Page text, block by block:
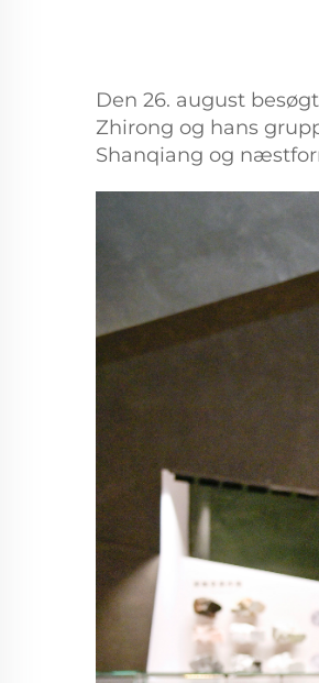
Den 26. august
Zhirong og hans
Shanqiang og